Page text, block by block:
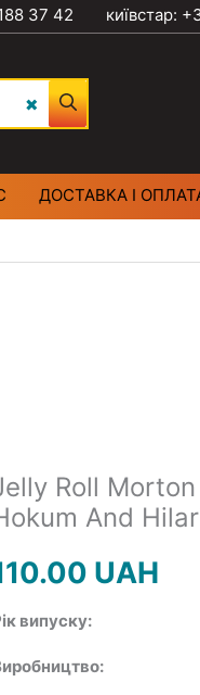
37 42 київстар:
ДОСТАВКА І
Roll
And
UAH
випуску: